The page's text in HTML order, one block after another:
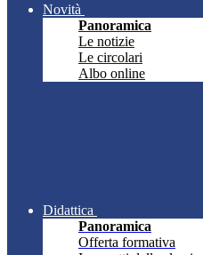
Novità
Panoramica
Le notizie
Le circolari
Albo online
Didattica
Panoramica
Offerta formativa